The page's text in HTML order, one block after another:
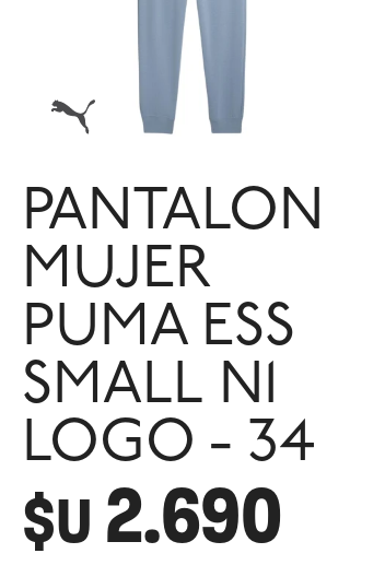
PANTALON
MUJER
PUMA ESS
SMALL N1
LOGO - 34
$U 2.690